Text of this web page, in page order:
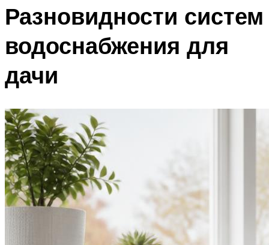
Разновидности систем
водоснабжения для
дачи